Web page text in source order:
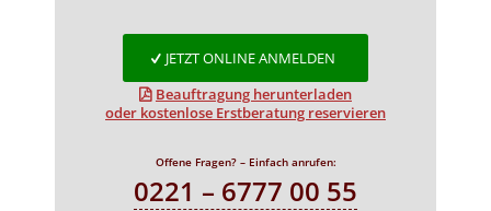
JETZT ONLINE ANMELDEN
Beauftragung herunterladen
oder kostenlose Erstberatung reservieren
Offene Fragen? – Einfach anrufen:
0221 – 6777 00 55